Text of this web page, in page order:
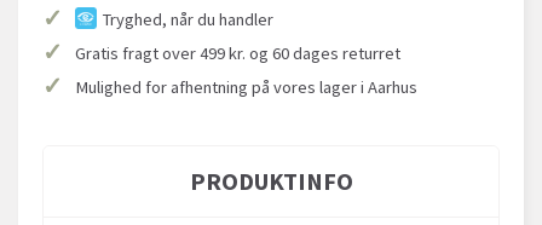
✓ Tryghed, når du handler
✓ Gratis fragt over 499 kr. og 60 dages returret
✓ Mulighed for afhentning på vores lager i Aarhus
PRODUKTINFO